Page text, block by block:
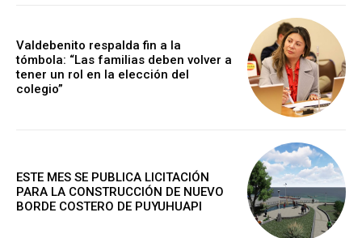
Valdebenito respalda fin a la
tómbola: “Las familias deben volver a
tener un rol en la elección del
colegio”
ESTE MES SE PUBLICA LICITACIÓN
PARA LA CONSTRUCCIÓN DE NUEVO
BORDE COSTERO DE PUYUHUAPI